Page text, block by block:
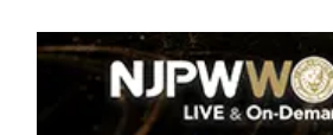
著作権について
利用者情報の外部送信について